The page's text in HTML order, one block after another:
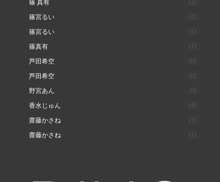
篠 真有
篠宮るい (2)
篠宮るい (1)
篠真有 (1)
芦田希空 (0)
芦田希空 (0)
野宮あん (0)
香水じゅん (4)
齋藤かさね (1)
齋藤かさね (1)